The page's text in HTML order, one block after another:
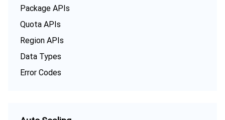
共享带宽包
VPN 连接
私有连接
防火墙管理
DNSPod
云解析 DNS
腾讯乐享
腾讯云企业网盘
Elasticsearch Service
流计算 Oceanus
数据湖计算
人脸识别
语音合成
语音识别
AI 应用产品
腾讯云智能数智人
人脸核身
AI 平台产品
腾讯云大模型训推平台TI-ONE
腾讯大模型
Package APIs
Quota APIs
Region APIs
Data Types
Error Codes